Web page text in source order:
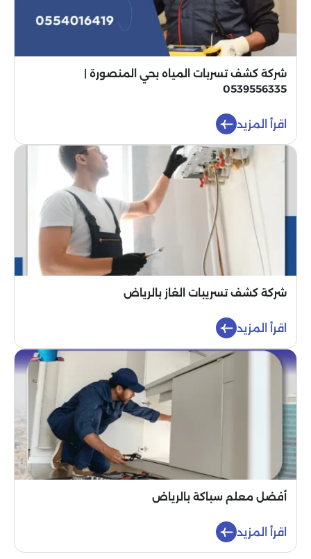
شركة كشف تسربات المياه بحي المنصورة |
0539556335
اقرأ المزيد
شركة كشف تسريبات الغاز بالرياض
اقرأ المزيد
أفضل معلم سباكة بالرياض
اقرأ المزيد